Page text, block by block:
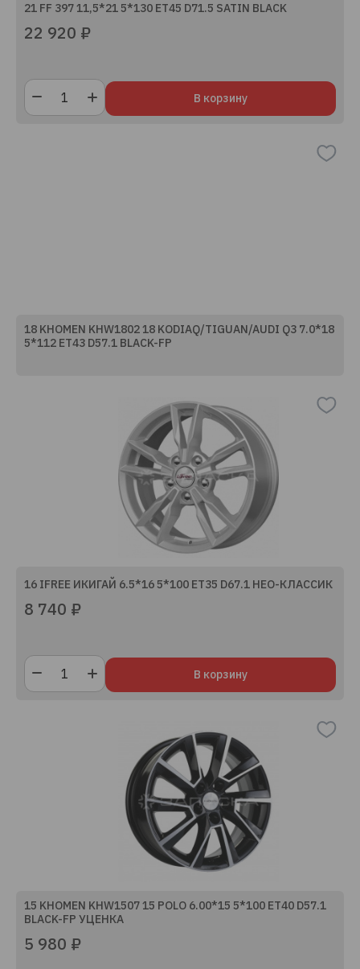
21 FF 397 11,5*21 5*130 ET45 D71.5 SATIN BLACK
22 920 ₽
В корзину
18 KHOMEN KHW1802 18 KODIAQ/TIGUAN/AUDI Q3 7.0*18
5*112 ET43 D57.1 BLACK-FP
16 IFREE ИКИГАЙ 6.5*16 5*100 ET35 D67.1 НЕО-КЛАССИК
8 740 ₽
В корзину
15 KHOMEN KHW1507 15 POLO 6.00*15 5*100 ET40 D57.1
BLACK-FP УЦЕНКА
5 980 ₽